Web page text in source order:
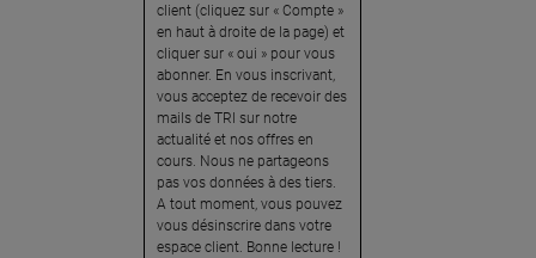
client (cliquez sur « Compte »
en haut à droite de la page) et
cliquer sur « oui » pour vous
abonner. En vous inscrivant,
vous acceptez de recevoir des
mails de TRI sur notre
actualité et nos offres en
cours. Nous ne partageons
pas vos données à des tiers.
A tout moment, vous pouvez
vous désinscrire dans votre
espace client. Bonne lecture !